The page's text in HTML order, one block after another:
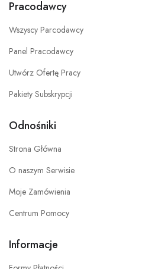
Pracodawcy
Wszyscy Parcodawcy
Panel Pracodawcy
Utwórz Ofertę Pracy
Pakiety Subskrypcji
Odnośniki
Strona Główna
O naszym Serwisie
Moje Zamówienia
Centrum Pomocy
Informacje